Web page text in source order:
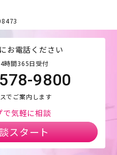
お電話ください
時間365日受付
9800
でご案内します
で気軽に相談
スタート